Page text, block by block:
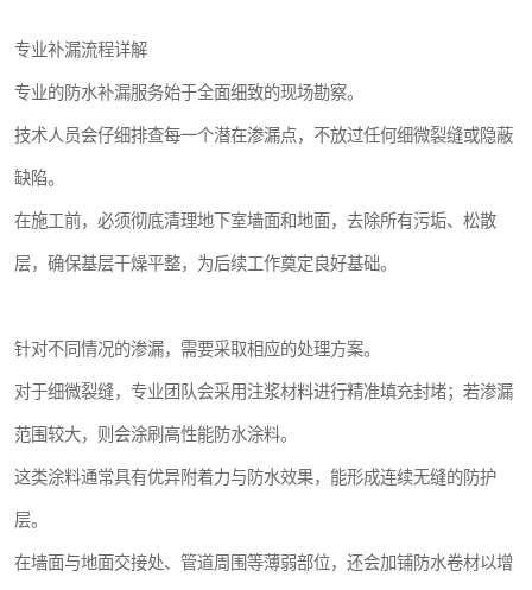
专业补漏流程详解
专业的防水补漏服务始于全面细致的现场勘察。
技术人员会仔细排查每一个潜在渗漏点，不放过任何细微裂缝或隐蔽
缺陷。
在施工前，必须彻底清理地下室墙面和地面，去除所有污垢、松散
层，确保基层干燥平整，为后续工作奠定良好基础。
针对不同情况的渗漏，需要采取相应的处理方案。
对于细微裂缝，专业团队会采用注浆材料进行精准填充封堵；若渗漏
范围较大，则会涂刷高性能防水涂料。
这类涂料通常具有优异附着力与防水效果，能形成连续无缝的防护
层。
在墙面与地面交接处、管道周围等薄弱部位，还会加铺防水卷材以增